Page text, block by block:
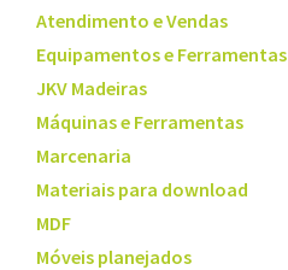
Atendimento e Vendas
Equipamentos e Ferramentas
JKV Madeiras
Máquinas e Ferramentas
Marcenaria
Materiais para download
MDF
Móveis planejados